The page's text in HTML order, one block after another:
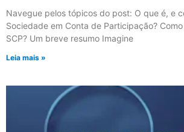
Navegue pelos tópicos do post: O que é, e
Sociedade em Conta de Participação?
SCP? Um breve resumo Imagine
Leia mais »